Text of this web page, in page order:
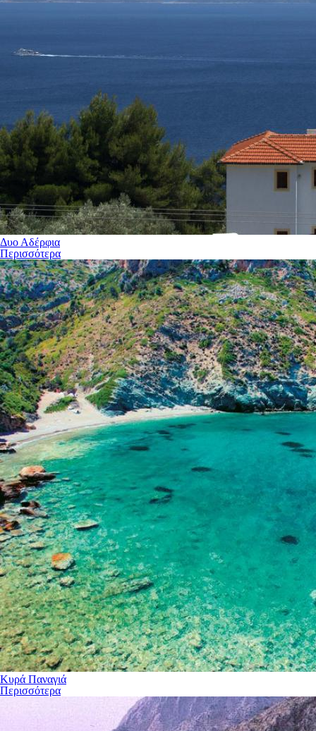
Δυο Αδέρφια
Περισσότερα
Κυρά Παναγιά
Περισσότερα